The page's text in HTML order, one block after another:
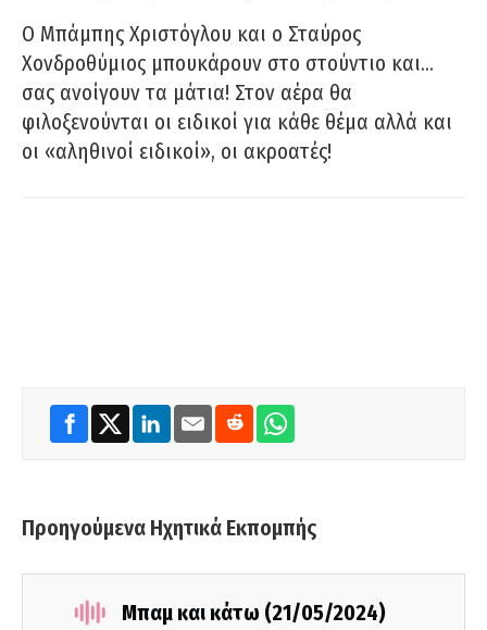
O Μπάμπης Χριστόγλου και ο Σταύρος
Χονδροθύμιος μπουκάρουν στο στούντιο και…
σας ανοίγουν τα μάτια! Στον αέρα θα
φιλοξενούνται οι ειδικοί για κάθε θέμα αλλά και
οι «αληθινοί ειδικοί», οι ακροατές!
Προηγούμενα Ηχητικά Εκπομπής
Μπαμ και κάτω (21/05/2024)